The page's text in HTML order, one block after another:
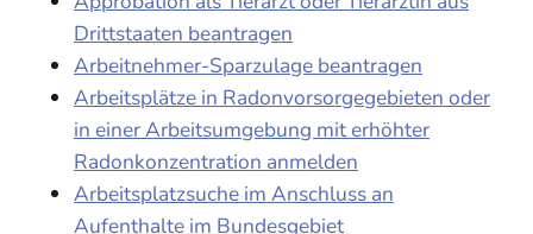
Drittstaaten beantragen
Arbeitnehmer-Sparzulage beantragen
Arbeitsplätze in Radonvorsorgegebieten oder
in einer Arbeitsumgebung mit erhöhter
Radonkonzentration anmelden
Arbeitsplatzsuche im Anschluss an
Aufenthalte im Bundesgebiet